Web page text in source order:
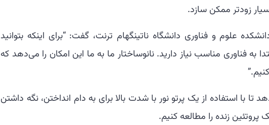
زودتر ممکن سازد.
علوم و فناوری دانشگاه ناتینگهام ترنت، گفت: “برای اینکه بتوانید
به فناوری مناسب نیاز دارید. نانوساختار ما به ما این امکان را می‌دهد که
با استفاده از یک پرتو نور با شدت بالا برای به دام انداختن، نگه داشتن
زنده را مطالعه کنیم.